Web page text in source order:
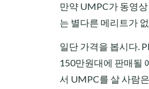
만약 UMPC가 동영
는 별다른 메리트가
일단 가격을 봅시다.
150만원대에 판매될
서 UMPC를 살 사람